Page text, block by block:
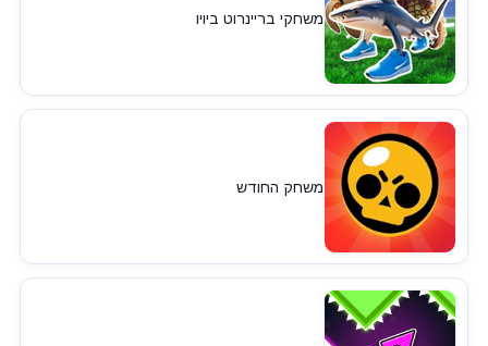
משחקי בריינרוט ביויו
משחק החודש